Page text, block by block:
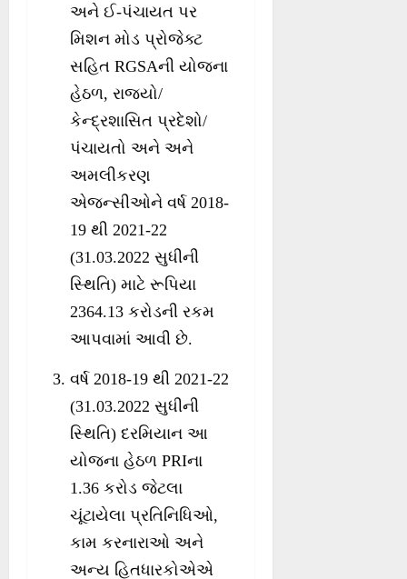
અને ઈ-પંચાયત પર
મિશન મોડ પ્રોજેક્ટ
સહિત RGSAની યોજના
હેઠળ, રાજ્યો/
કેન્દ્રશાસિત પ્રદેશો/
પંચાયતો અને અને
અમલીકરણ
એજન્સીઓને વર્ષ 2018-
19 થી 2021-22
(31.03.2022 સુધીની
સ્થિતિ) માટે રૂપિયા
2364.13 કરોડની રકમ
આપવામાં આવી છે.
વર્ષ 2018-19 થી 2021-22
(31.03.2022 સુધીની
સ્થિતિ) દરમિયાન આ
યોજના હેઠળ PRIના
1.36 કરોડ જેટલા
ચૂંટાયેલા પ્રતિનિધિઓ,
કામ કરનારાઓ અને
અન્ય હિતધારકોએએ